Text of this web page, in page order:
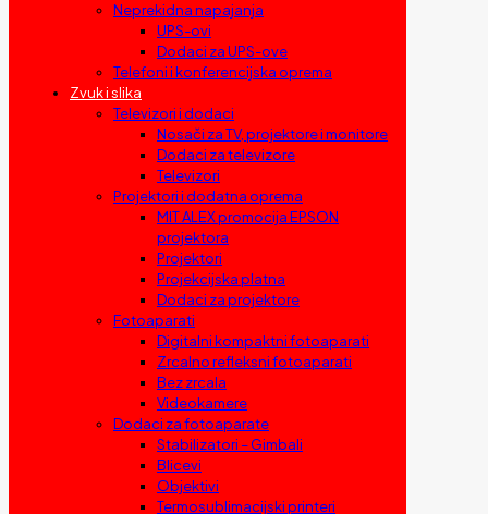
Neprekidna napajanja
UPS-ovi
Dodaci za UPS-ove
Telefoni i konferencijska oprema
Zvuk i slika
Televizori i dodaci
Nosači za TV, projektore i monitore
Dodaci za televizore
Televizori
Projektori i dodatna oprema
MIT ALEX promocija EPSON
projektora
Projektori
Projekcijska platna
Dodaci za projektore
Fotoaparati
Digitalni kompaktni fotoaparati
Zrcalno refleksni fotoaparati
Bez zrcala
Videokamere
Dodaci za fotoaparate
Stabilizatori – Gimbali
Blicevi
Objektivi
Termosublimacijski printeri